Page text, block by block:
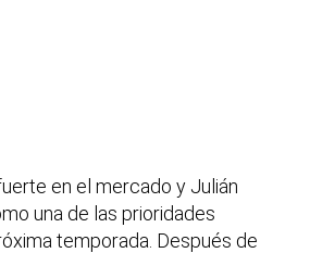
en el mercado y Julián
una de las prioridades
temporada. Después de